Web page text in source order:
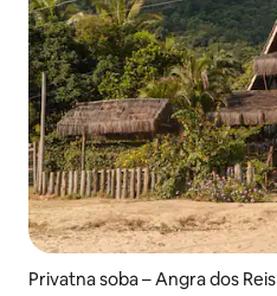
Privatna soba – Angra dos Reis